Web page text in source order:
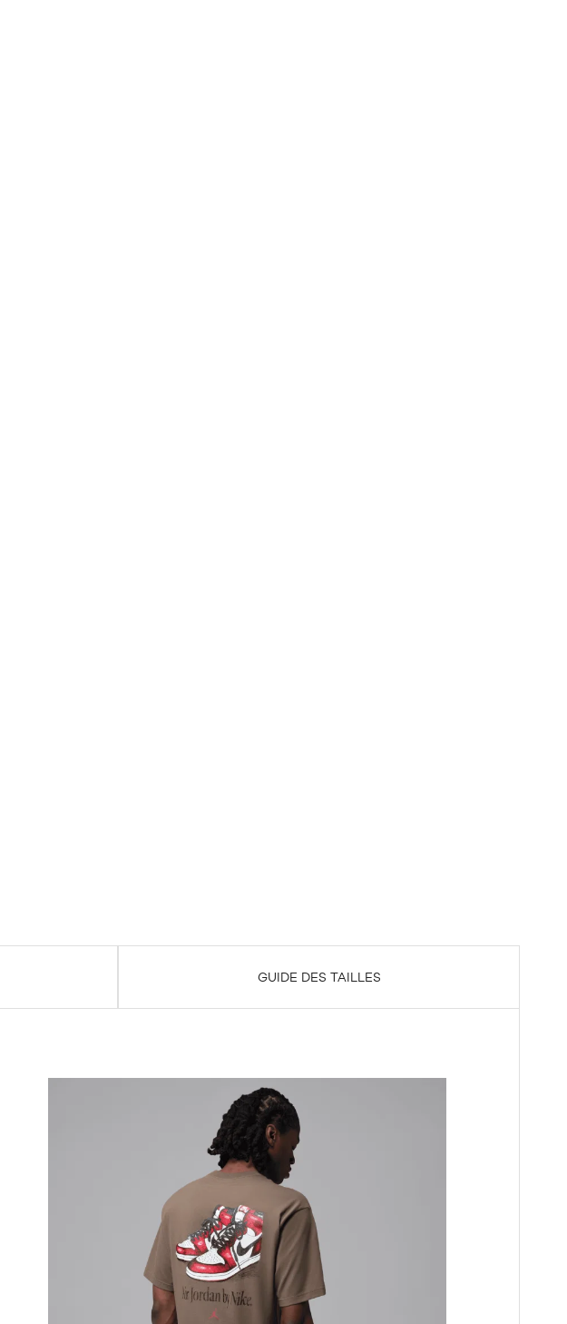
GUIDE DES TAILLES